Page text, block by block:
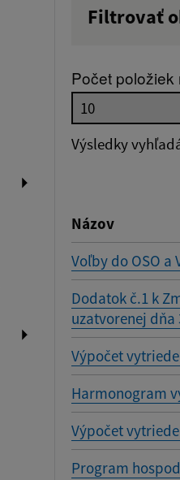
Filtrovať
Dátum
Počet položiek
Výsledky
Názov
Voľby do OSO a
Dodatok č.1 k
uzatvorenej dňa
Výpočet
Harmonogram
Výpočet
Program